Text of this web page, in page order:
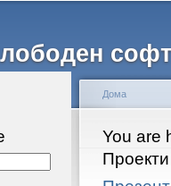
You are
Дома
Проекти